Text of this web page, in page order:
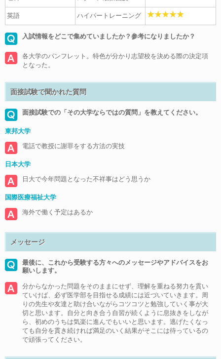
英語 ハイパートレーニング
入試情報をどこで集めていましたか？参考になりましたか？
各大学のパンフレット。特色が分かり志望校を決める際の決定項
となった。
面接試験で聞かれた質問
面接試験での「その大学ならではの質問」を教えてください。
東邦大学
電話で教授に謝罪をする方法の実技
日本大学
日大で今年問題となった不祥事はどう思うか
国際医療福祉大学
海外で働く予定はあるか
メッセージ
最後に、これから受験する方々へのメッセージやアドバイスをお
願いします。
分からなかった問題をそのままにせず、理解を重ねる努力を貫い
ていけば、必ず医学部を目指せる成績には近づいていきます。周
りの先生や友達と助け合いながらコツコツと勉強していく事が大
切と思います。自分と向き合う自習が続くように息抜きをしなが
ら、初めのうちは気楽に進んでもいいと思います。逃げたくなっ
ても自分を貫き続ければ満足のいく結果がそこには待っているの
で頑張ってください。